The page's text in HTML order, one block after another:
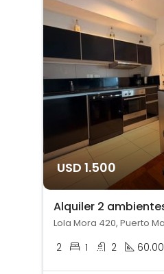
USD 1.500
2 1 2 60.00